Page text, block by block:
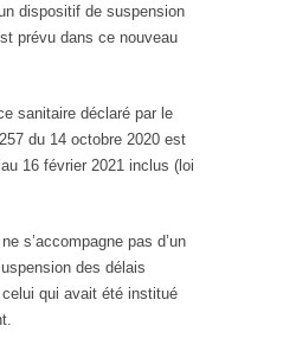
dispositif de suspension
prévu dans ce nouveau
sanitaire déclaré par le
du 14 octobre 2020 est
16 février 2021 inclus (loi
s’accompagne pas d’un
des délais
qui avait été institué